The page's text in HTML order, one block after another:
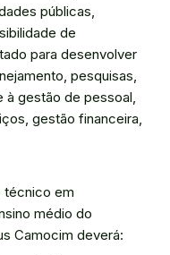
públicas,
de
para desenvolver
pesquisas,
à gestão de pessoal,
gestão financeira,
técnico em
médio do
Camocim deverá: